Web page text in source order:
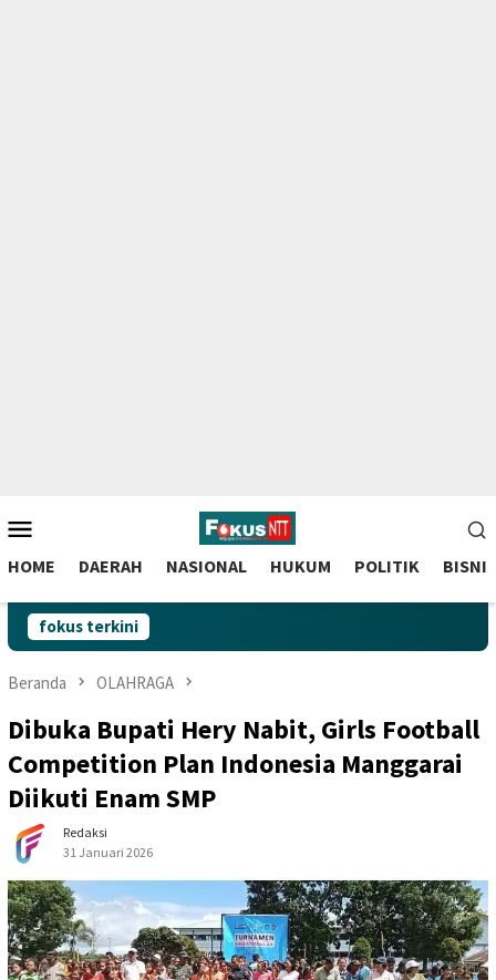
to
contentMobile
HOME DAERAH NASIONAL HUKUM POLITIK BISNIS
fokus terkini
Beranda OLAHRAGA
Dibuka Bupati Hery Nabit, Girls Football
Competition Plan Indonesia Manggarai
Diikuti Enam SMP
Redaksi
31 Januari 2026